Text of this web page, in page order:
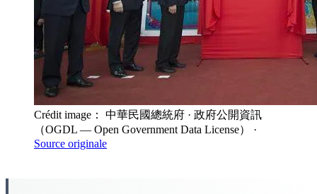
Crédit image： 中華民國總統府 · 政府公開資訊
（OGDL — Open Government Data License）
·
Source originale